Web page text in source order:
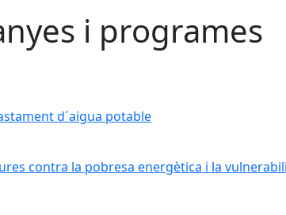
i programes
d´aigua potable
contra la pobresa energètica i la